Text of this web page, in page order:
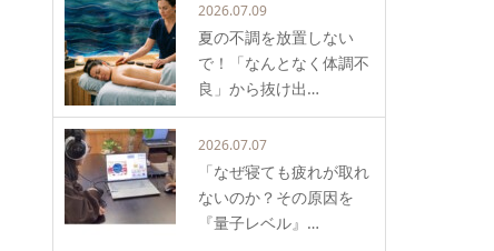
2026.07.09
夏の不調を放置しない
で！「なんとなく体調不
良」から抜け出…
2026.07.07
「なぜ寝ても疲れが取れ
ないのか？その原因を
『量子レベル』…